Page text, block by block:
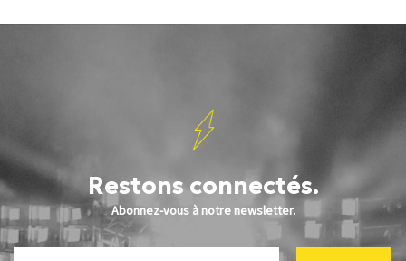
Restons connectés.
Abonnez-vous à notre newsletter.